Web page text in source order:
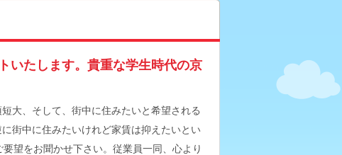
いたします。貴重な学生時代の京
大、そして、街中に住みたいと希望される
街中に住みたいけれど家賃は抑えたいとい
望をお聞かせ下さい。従業員一同、心より